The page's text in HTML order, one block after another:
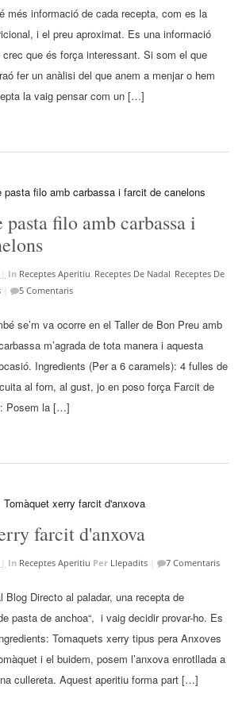
més informació de cada recepta, com es la
i el preu aproximat. Es una informació
que és força interessant. Si som el que
fer un anàlisi del que anem a menjar o hem
la vaig pensar com un […]
pasta filo amb carbassa i
In Receptes Aperitiu, Receptes De Nadal, Receptes De
5 Comentaris
se’m va ocorre en el Taller de Bon Preu amb
m’agrada de tota manera i aquesta
Ingredients (Per a 6 caramels): 4 fulles de
al forn, al gust, jo en poso força Farcit de
Posem la […]
farcit d'anxova
In Receptes Aperitiu Per Llepadits 7 Comentaris
Blog Directo al paladar, una recepta de
pasta de anchoa“, i vaig decidir provar-ho. Es
Tomaquets xerry tipus pera Anxoves
i el buidem, posem l’anxova enrotllada a
cullereta. Aquest aperitiu forma part […]